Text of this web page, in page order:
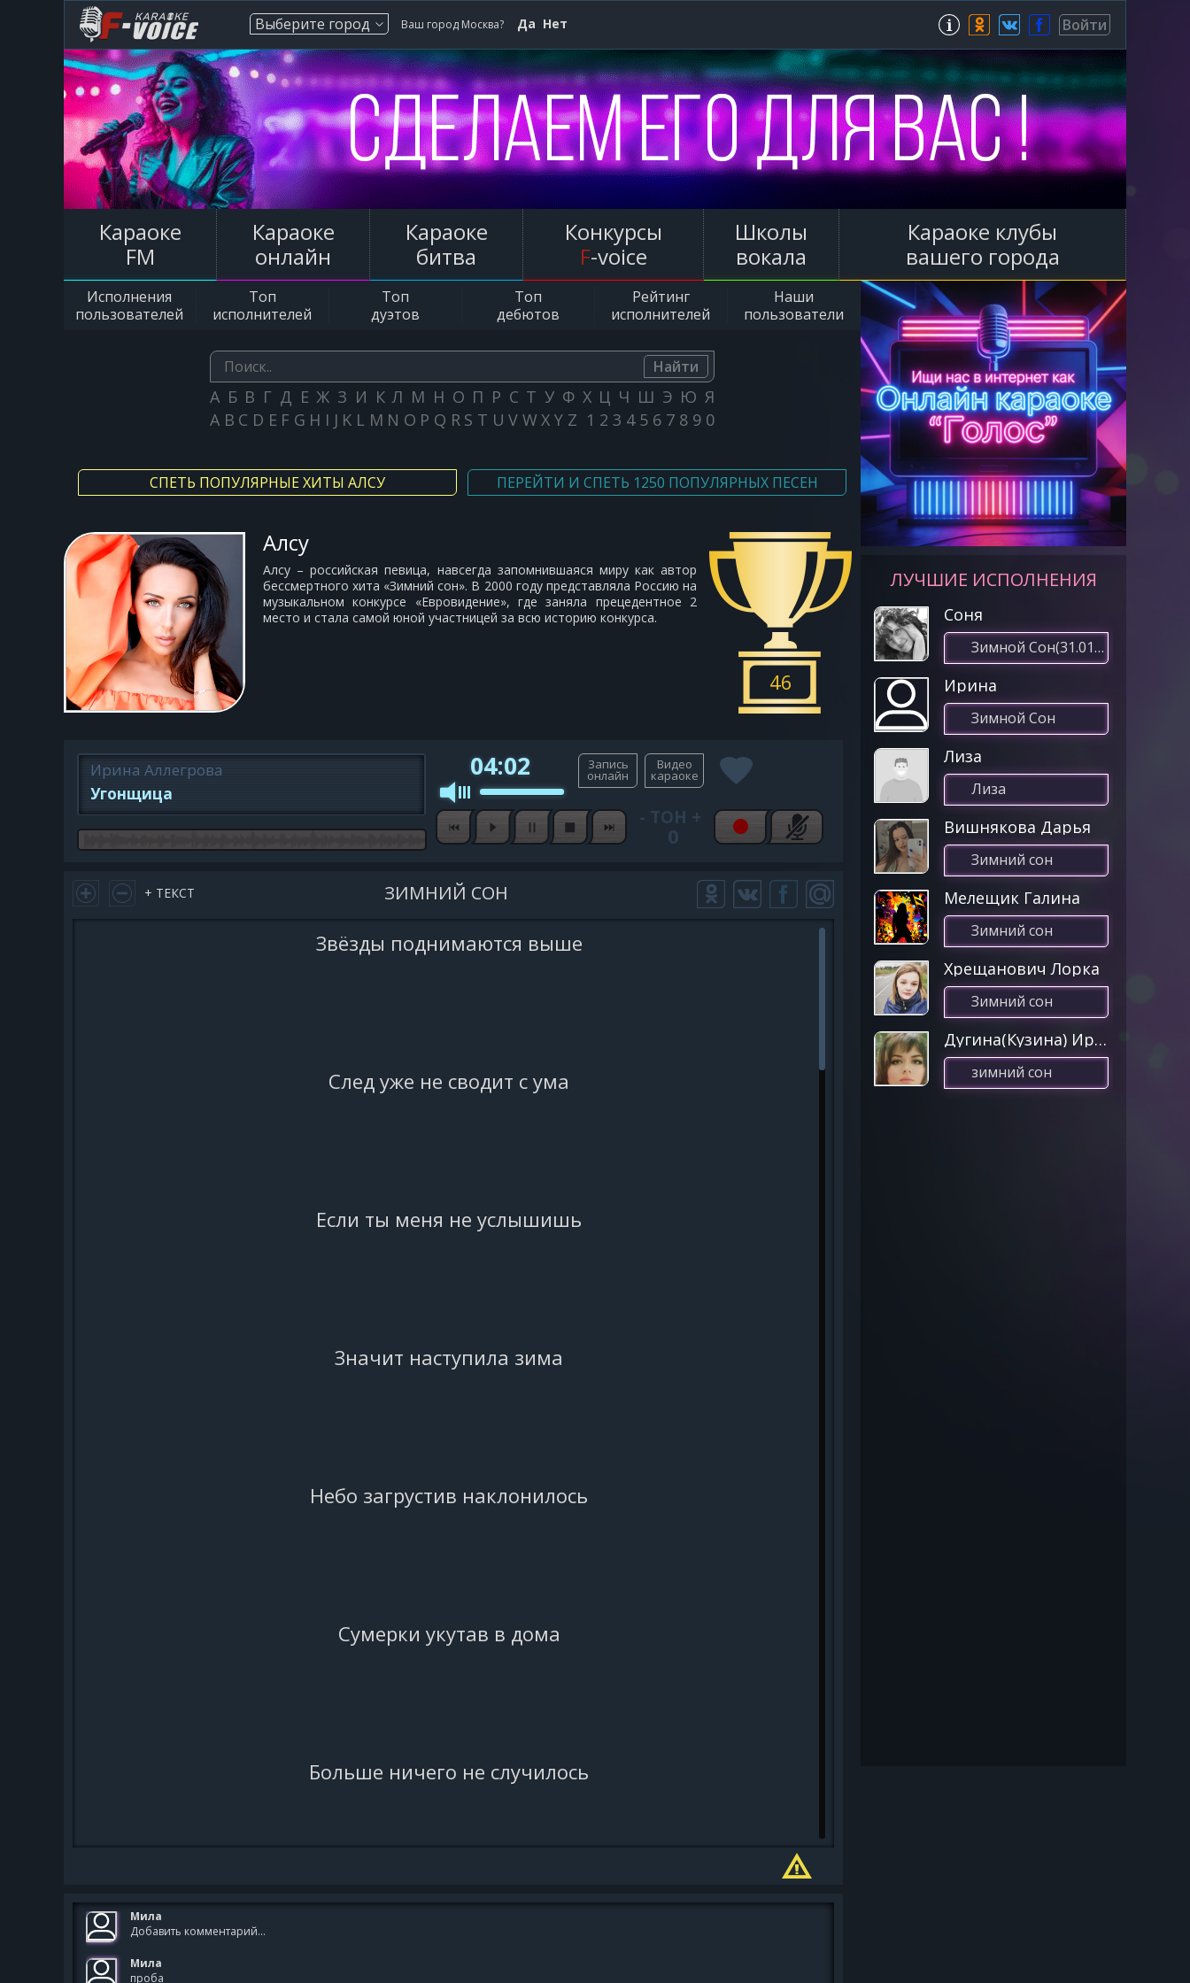
Зарегистрироваться
Выберите город Ваш город Москва? Да Нет Войти
Караоке
FM
Караоке
онлайн
Караоке
битва
Конкурсы
F-voice
Школы
вокала
Караоке клубы
вашего города
Исполнения
пользователей
Топ
исполнителей
Топ
дуэтов
Топ
дебютов
Рейтинг
исполнителей
Наши
пользователи
Найти
А Б В Г Д Е Ж З И К Л М Н О П Р С Т У Ф Х Ц Ч Ш Э Ю Я
A B C D E F G H I J K L M N O P Q R S T U V W X Y Z 1 2 3 4 5 6 7 8 9 0
СПЕТЬ ПОПУЛЯРНЫЕ ХИТЫ АЛСУ ПЕРЕЙТИ И СПЕТЬ 1250 ПОПУЛЯРНЫХ ПЕСЕН
Алсу
Алсу – российская певица, навсегда запомнившаяся миру как автор
бессмертного хита «Зимний сон». В 2000 году представляла Россию на
музыкальном конкурсе «Евровидение», где заняла прецедентное 2
место и стала самой юной участницей за всю историю конкурса.
46
Ирина Аллегрова
Угонщица
04:02
- ТОН +
0
+ ТЕКСТ ЗИМНИЙ СОН
Звёзды поднимаются выше
След уже не сводит с ума
Если ты меня не услышишь
Значит наступила зима
Небо загрустив наклонилось
Сумерки укутав в дома
Больше ничего не случилось
Просто наступила зима
Мила
Добавить комментарий...
Мила
проба
ЛУЧШИЕ ИСПОЛНЕНИЯ
Соня
Зимной Сон(31.01.2021 07:52)
Ирина
Зимной Сон
Лиза
Лиза
Вишнякова Дарья
Зимний сон
Мелещик Галина
Зимний сон
Хрещанович Лорка
Зимний сон
Дугина(Кузина) Ирина
зимний сон